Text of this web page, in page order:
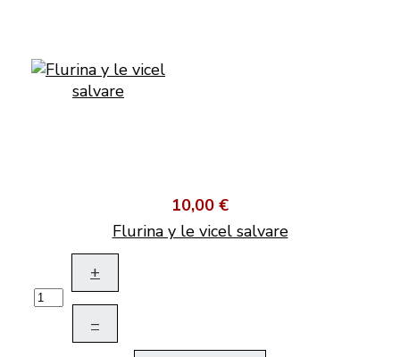
10,00 €
Flurina y le vicel salvare
+
–